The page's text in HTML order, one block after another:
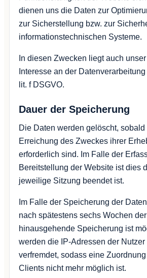
dienen uns die Daten zur
zur Sicherstellung bzw. zur
informationstechnischen Systeme.
In diesen Zwecken liegt auch
Interesse an der
lit. f DSGVO.
Dauer der Speicherung
Die Daten werden gelöscht, sobald
Erreichung des Zweckes ihrer
erforderlich sind. Im Falle der
Bereitstellung der Website ist dies
jeweilige Sitzung beendet ist.
Im Falle der Speicherung der
nach spätestens sechs Wochen
hinausgehende Speicherung ist
werden die IP-Adressen der
verfremdet, sodass eine
Clients nicht mehr möglich ist.